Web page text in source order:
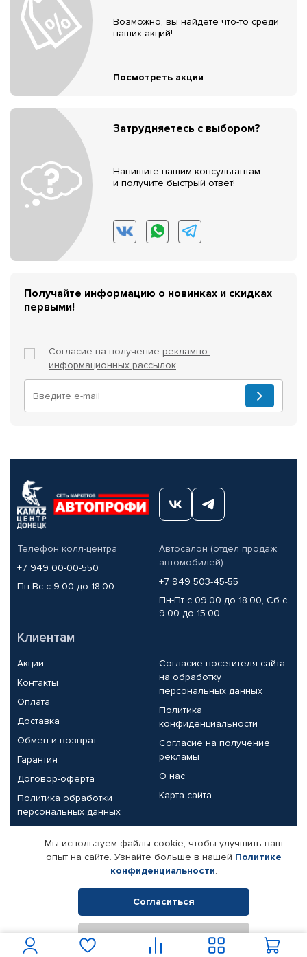
Возможно, вы найдёте что-то среди
наших акций!
Посмотреть акции
Затрудняетесь с выбором?
Напишите нашим консультантам
и получите быстрый ответ!
Получайте информацию о новинках и скидках
первыми!
Согласие на получение рекламно-
информационных рассылок
Телефон колл-центра
+7 949 00-00-550
Пн-Вс с 9.00 до 18.00
Автосалон (отдел продаж
автомобилей)
+7 949 503-45-55
Пн-Пт с 09.00 до 18.00, Сб с
9.00 до 15.00
Клиентам
Акции
Контакты
Оплата
Доставка
Обмен и возврат
Гарантия
Договор-оферта
Политика обработки
персональных данных
Согласие посетителя сайта
на обработку
персональных данных
Политика
конфиденциальности
Согласие на получение
рекламы
О нас
Карта сайта
Партнерам
Корпоративным клиентам
Поставщикам
Реквизиты компании
© КАМАЗ ЦЕНТР ДОНЕЦК, 2015-2026. Все права защищены.
Интернет-магазин автомобильных товаров Автопрофи.
Мы используем файлы cookie, чтобы улучшить ваш
опыт на сайте. Узнайте больше в нашей Политике
конфиденциальности.
Согласиться
Отклонить